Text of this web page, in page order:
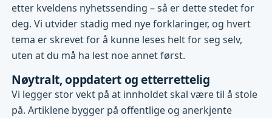
etter kveldens nyhetssending – så er dette stedet for
deg. Vi utvider stadig med nye forklaringer, og hvert
tema er skrevet for å kunne leses helt for seg selv,
uten at du må ha lest noe annet først.
Nøytralt, oppdatert og etterrettelig
Vi legger stor vekt på at innholdet skal være til å stole
på. Artiklene bygger på offentlige og anerkjente